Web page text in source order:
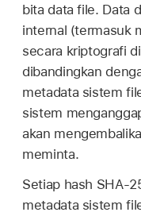
bita data file. Data
internal (termasuk
secara kriptografi
dibandingkan
metadata sistem
sistem
akan
meminta.
Setiap hash SHA-
metadata sistem